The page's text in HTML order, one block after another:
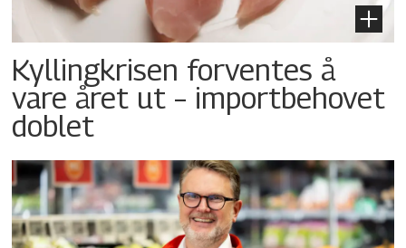
Kyllingkrisen forventes å
vare året ut – importbehovet
doblet